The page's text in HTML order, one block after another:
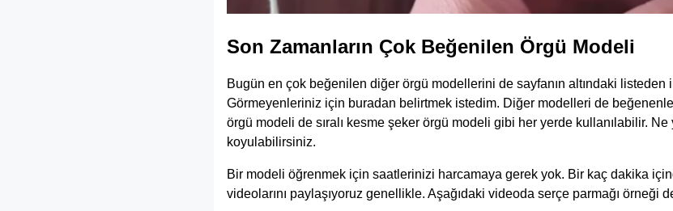
Son Zamanların Çok Beğenilen Örgü Modeli
Bugün en çok beğenilen diğer örgü modellerini de sayfanın altındaki listeden
Görmeyenleriniz için buradan belirtmek istedim. Diğer modelleri de
örgü modeli de sıralı kesme şeker örgü modeli gibi her yerde kullanılabilir. Ne
koyulabilirsiniz.
Bir modeli öğrenmek için saatlerinizi harcamaya gerek yok. Bir kaç dakika
videolarını paylaşıyoruz genellikle. Aşağıdaki videoda serçe parmağı örneği